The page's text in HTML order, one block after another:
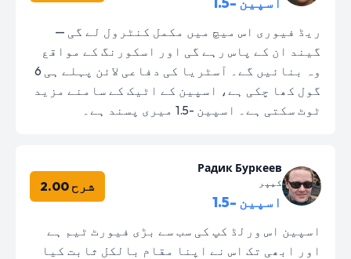
ریڈ فیوری اس میچ میں مکمل کنٹرول لے گی —
گیند ان کے پاس رہے گی اور اسکورنگ کے مواقع
وہ بنائیں گے۔ آسٹریا کی دفاعی لائن پہلے ہی 6
گول کھا چکی ہے، اسپین کے اٹیک کے سامنے مزید
ٹوٹ سکتی ہے۔ اسپین -1.5 میری پسند ہے۔
Радик Буркеев
کیپر
اسپین -1.5
شرح 2.00
اسپین اس ورلڈ کپ کی سب سے بڑی فیورٹ ٹیم ہے
اور ابھی تک اس نے اپنا مقام بالکل ثابت کیا